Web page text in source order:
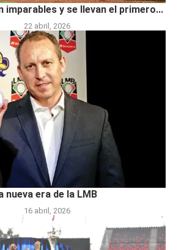
imparables y se llevan el primero...
22 abril, 2026
nueva era de la LMB
16 abril, 2026